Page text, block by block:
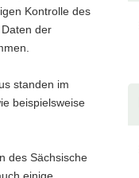
Kontrolle des
der
standen im
beispielsweise
des Sächsische
einige,